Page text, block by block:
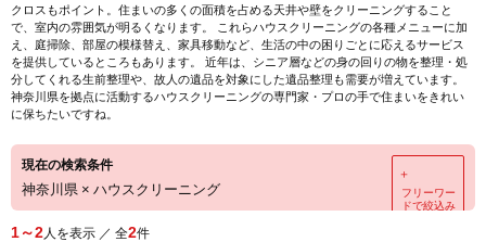
クロスもポイント。住まいの多くの面積を占める天井や壁をクリーニングすること
で、室内の雰囲気が明るくなります。 これらハウスクリーニングの各種メニューに加
え、庭掃除、部屋の模様替え、家具移動など、生活の中の困りごとに応えるサービス
を提供しているところもあります。 近年は、シニア層などの身の回りの物を整理・処
分してくれる生前整理や、故人の遺品を対象にした遺品整理も需要が増えています。
神奈川県を拠点に活動するハウスクリーニングの専門家・プロの手で住まいをきれい
に保ちたいですね。
現在の検索条件
神奈川県 × ハウスクリーニング
＋
フリーワー
ドで絞込み
1～2人を表示 ／ 全2件